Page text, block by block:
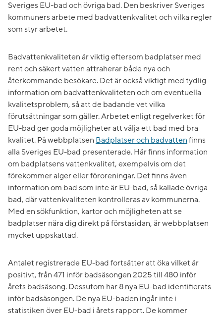
Sveriges EU-bad och övriga bad. Den beskriver Sveriges
kommuners arbete med badvattenkvalitet och vilka regler
som styr arbetet.
Badvattenkvaliteten är viktig eftersom badplatser med
rent och säkert vatten attraherar både nya och
återkommande besökare. Det är också viktigt med tydlig
information om badvattenkvaliteten och om eventuella
kvalitetsproblem, så att de badande vet vilka
förutsättningar som gäller. Arbetet enligt regelverket för
EU-bad ger goda möjligheter att välja ett bad med bra
kvalitet. På webbplatsen Badplatser och badvatten finns
alla Sveriges EU-bad presenterade. Här finns information
om badplatsens vattenkvalitet, exempelvis om det
förekommer alger eller föroreningar. Det finns även
information om bad som inte är EU-bad, så kallade övriga
bad, där vattenkvaliteten kontrolleras av kommunerna.
Med en sökfunktion, kartor och möjligheten att se
badplatser nära dig direkt på förstasidan, är webbplatsen
mycket uppskattad.
Antalet registrerade EU-bad fortsätter att öka vilket är
positivt, från 471 inför badsäsongen 2025 till 480 inför
årets badsäsong. Dessutom har 8 nya EU-bad identifierats
inför badsäsongen. De nya EU-baden ingår inte i
statistiken över EU-bad i årets rapport. De kommer